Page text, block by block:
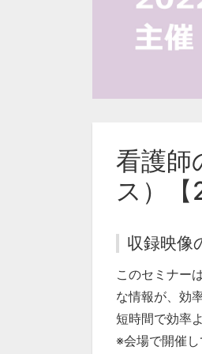
看護師
ス）【
収録映像
このセミナー
な情報が、効
短時間で効率
※会場で開催